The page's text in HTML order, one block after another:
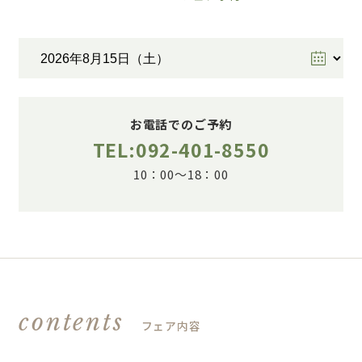
お電話でのご予約
TEL:092-401-8550
10：00～18：00
contents フェア内容